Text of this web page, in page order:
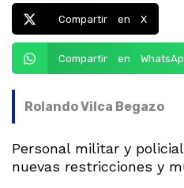
Compartir en X
Compartir en
Rolando Vilca Begazo
Personal militar y
nuevas restricciones y